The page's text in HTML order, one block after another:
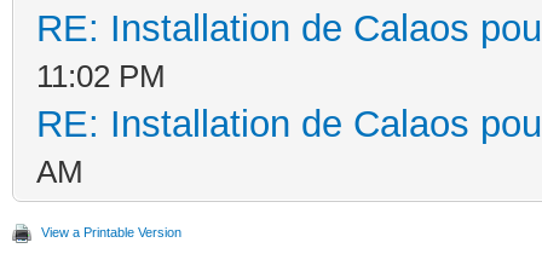
RE: Installation de Calaos
11:02 PM
RE: Installation de Calaos
AM
View a Printable Version